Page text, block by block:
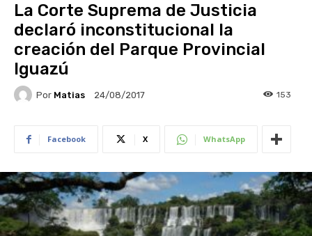
La Corte Suprema de Justicia
declaró inconstitucional la
creación del Parque Provincial
Iguazú
Por Matias 24/08/2017 153
Facebook X WhatsApp